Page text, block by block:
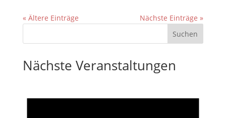
« Ältere Einträge Nächste Einträge »
Nächste Veranstaltungen